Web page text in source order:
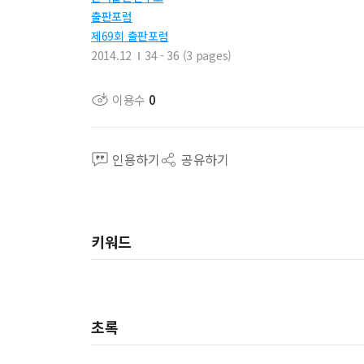
출판포럼
제69회 출판포럼
2014.12
34 - 36 (3 pages)
이용수 0
인용하기 공유하기
키워드
초록